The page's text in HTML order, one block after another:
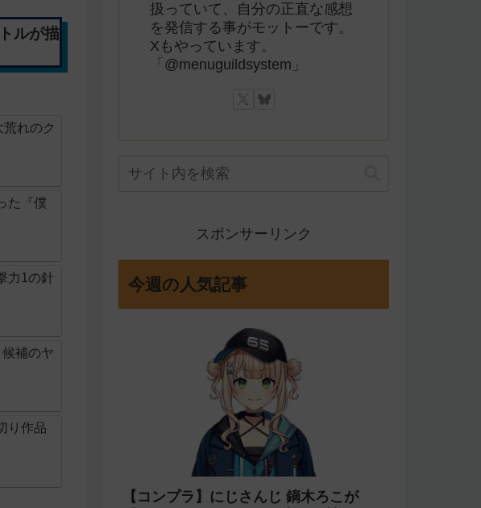
ルが描
れのク
た『僕
力1の針
補のヤ
り作品
扱っていて、自分の正直な感想
を発信する事がモットーです。
Xもやっています。
「@menuguildsystem」
スポンサーリンク
今週の人気記事
【コンプラ】にじさんじ 鏑木ろこが